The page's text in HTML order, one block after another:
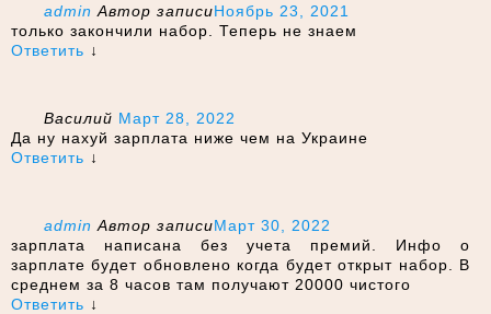
admin Автор записиНоябрь 23, 2021
только закончили набор. Теперь не знаем
Ответить ↓
Василий Март 28, 2022
Да ну нахуй зарплата ниже чем на Украине
Ответить ↓
admin Автор записиМарт 30, 2022
зарплата написана без учета премий. Инфо о
зарплате будет обновлено когда будет открыт набор. В
среднем за 8 часов там получают 20000 чистого
Ответить ↓